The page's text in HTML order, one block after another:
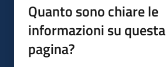
Quanto sono chiare le
informazioni su questa
pagina?